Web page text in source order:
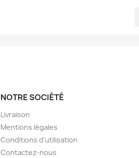
NOTRE SOCIÉTÉ
Livraison
Mentions légales
Conditions d'utilisation
Contactez-nous